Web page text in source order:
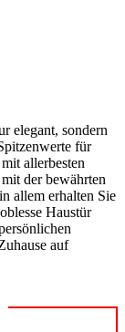
elegant, sondern
für
allerbesten
der bewährten
allem erhalten Sie
Haustür
auf